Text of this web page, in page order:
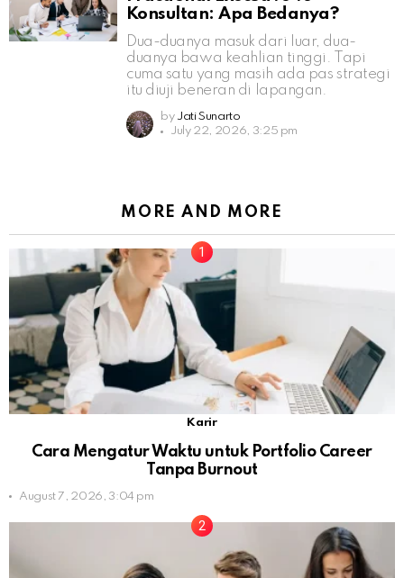
Konsultan: Apa Bedanya?
Dua-duanya masuk dari luar, dua-
duanya bawa keahlian tinggi. Tapi
cuma satu yang masih ada pas strategi
itu diuji beneran di lapangan.
by Jati Sunarto
July 22, 2026, 3:25 pm
MORE AND MORE
Karir
Cara Mengatur Waktu untuk Portfolio Career
Tanpa Burnout
August 7, 2026, 3:04 pm